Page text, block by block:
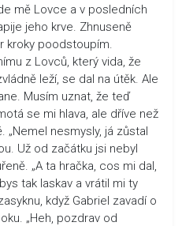
mě Lovce a v posledních
jeho krve. Zhnuseně
kroky poodstoupím.
z Lovců, který vida, že
leží, se dal na útěk. Ale
Musím uznat, že teď
se mi hlava, ale dříve než
„Nemel nesmysly, já zůstal
Už od začátku jsi nebyl
„A ta hračka, cos mi dal,
tak laskav a vrátil mi ty
když Gabriel zavadí o
„Heh, pozdrav od